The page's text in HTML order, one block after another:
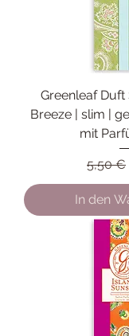
Greenleaf Duft
Breeze | slim |
mit
5,50 €
In den